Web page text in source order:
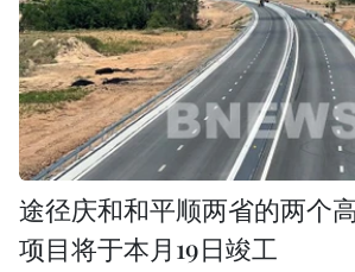
途径庆和和平顺两省的两个
项目将于本月19日竣工